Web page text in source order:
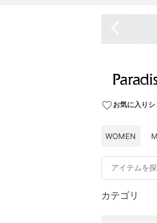
favorite_borderお気に入り
WOMEN
カテゴリ